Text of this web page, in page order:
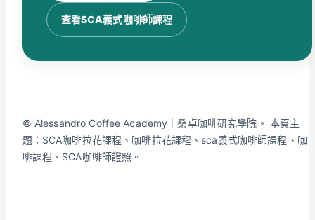
查看SCA義式咖啡師課程
© Alessandro Coffee Academy｜桑卓咖啡研究學院。 本頁主
題：SCA咖啡拉花課程、咖啡拉花課程、sca義式咖啡師課程、咖
啡課程、SCA咖啡師證照。